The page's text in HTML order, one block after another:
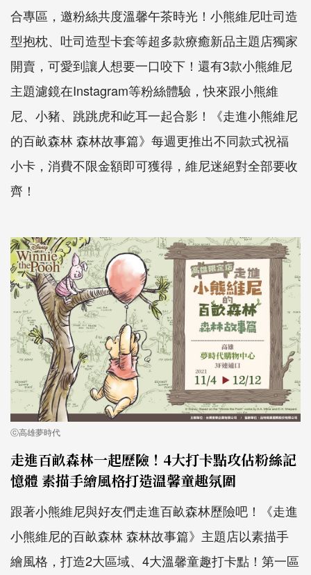
合專區，邀粉絲共度溫馨午茶時光！小熊維尼吐司造
型抱枕、吐司造型卡套等超多款療癒新品主題店獨家
開賣，可愛到讓人想要一口咬下！還有3款小熊維尼
主題濾鏡在Instagram等粉絲體驗，快來跟小熊維
尼、小豬、跳跳虎和屹耳一起合影！《走進小熊維尼
的百畝森林 森林故事篇》每週更推出不同款式祝福
小卡，消費不限金額即可獲得，維尼迷絕對全部要收
齊！
ⓒ高雄夢時代
走進百畝森林一起歷險！4大打卡點攻佔粉絲記
憶體 素描手繪風格打造溫馨童趣氛圍
跟著小熊維尼與好友們走進百畝森林歷險吧！《走進
小熊維尼的百畝森林 森林故事篇》主題店以素描手
繪風格，打造2大區域、4大溫馨童趣打卡點！第一區